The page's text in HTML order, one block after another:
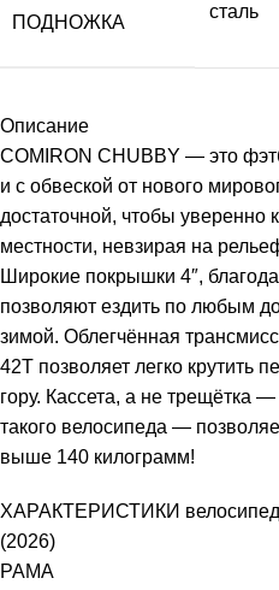
ПОДНОЖКА
сталь
Описание
COMIRON CHUBBY — это
и с обвеской от нового
достаточной, чтобы уверенно
местности, невзирая на
Широкие покрышки 4″,
позволяют ездить по любым
зимой. Облегчённая
42T позволяет легко крутить
гору. Кассета, а не трещётка
такого велосипеда —
выше 140 килограмм!
ХАРАКТЕРИСТИКИ
(2026)
РАМА